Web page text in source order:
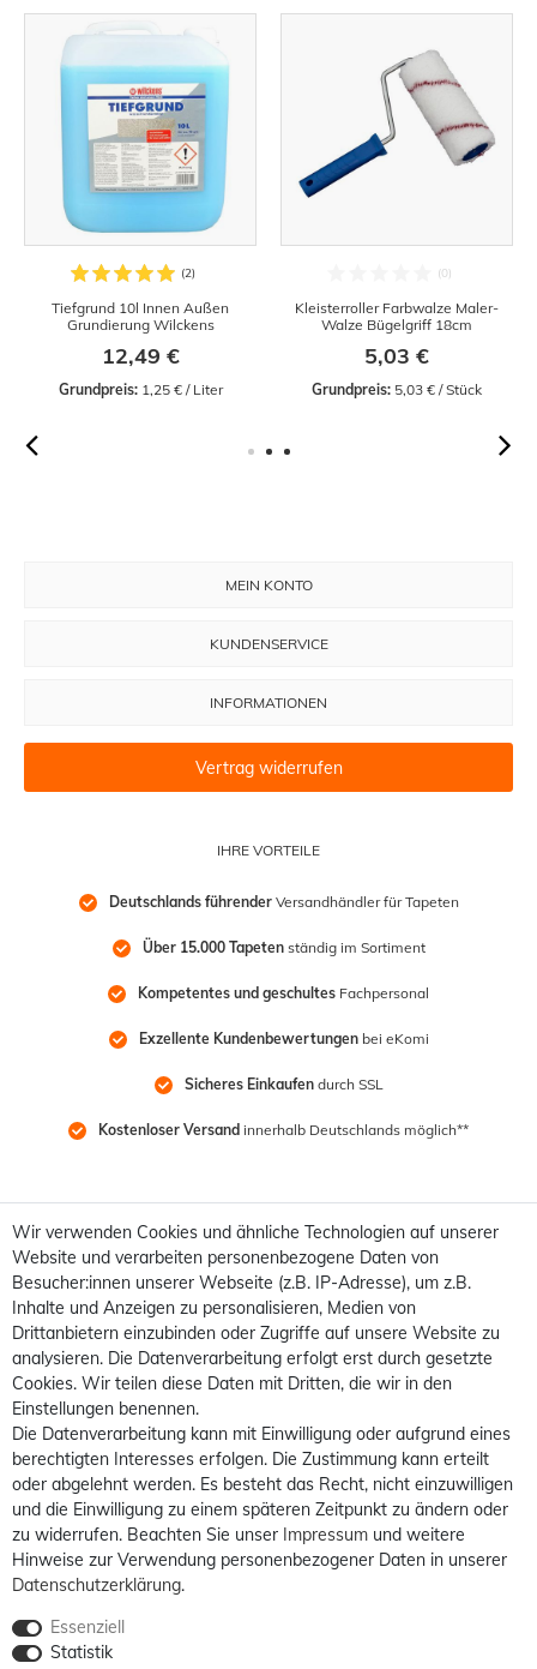
Tiefgrund 10l Innen Außen
Grundierung Wilckens
12,49 €
Grundpreis: 1,25 € / Liter
Kleisterroller Farbwalze Maler-
Walze Bügelgriff 18cm
5,03 €
Grundpreis: 5,03 € / Stück
IHRE VORTEILE
Deutschlands führender Versandhändler für Tapeten
Über 15.000 Tapeten ständig im Sortiment
Kompetentes und geschultes Fachpersonal
Exzellente Kundenbewertungen bei eKomi
Sicheres Einkaufen durch SSL
Kostenloser Versand innerhalb Deutschlands möglich**
MEIN KONTO
KUNDENSERVICE
INFORMATIONEN
Vertrag widerrufen
Wir verwenden Cookies und ähnliche Technologien auf unserer
Website und verarbeiten personenbezogene Daten von
Besucher:innen unserer Webseite (z.B. IP-Adresse), um z.B.
Inhalte und Anzeigen zu personalisieren, Medien von
Drittanbietern einzubinden oder Zugriffe auf unsere Website zu
analysieren. Die Datenverarbeitung erfolgt erst durch gesetzte
Cookies. Wir teilen diese Daten mit Dritten, die wir in den
Einstellungen benennen.
Die Datenverarbeitung kann mit Einwilligung oder aufgrund eines
berechtigten Interesses erfolgen. Die Zustimmung kann erteilt
oder abgelehnt werden. Es besteht das Recht, nicht einzuwilligen
und die Einwilligung zu einem späteren Zeitpunkt zu ändern oder
zu widerrufen. Beachten Sie unser Impressum und weitere
Hinweise zur Verwendung personenbezogener Daten in unserer
Daten­schutz­erklärung.
Essenziell
Statistik